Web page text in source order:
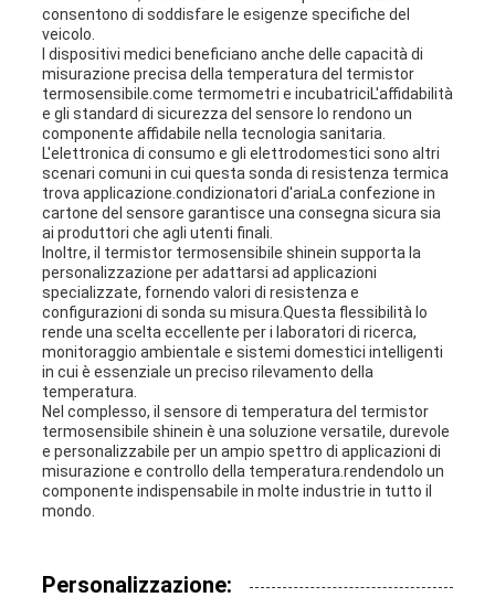
consentono di soddisfare le esigenze specifiche del
veicolo.
I dispositivi medici beneficiano anche delle capacità di
misurazione precisa della temperatura del termistor
termosensibile.come termometri e incubatriciL'affidabilità
e gli standard di sicurezza del sensore lo rendono un
componente affidabile nella tecnologia sanitaria.
L'elettronica di consumo e gli elettrodomestici sono altri
scenari comuni in cui questa sonda di resistenza termica
trova applicazione.condizionatori d'ariaLa confezione in
cartone del sensore garantisce una consegna sicura sia
ai produttori che agli utenti finali.
Inoltre, il termistor termosensibile shinein supporta la
personalizzazione per adattarsi ad applicazioni
specializzate, fornendo valori di resistenza e
configurazioni di sonda su misura.Questa flessibilità lo
rende una scelta eccellente per i laboratori di ricerca,
monitoraggio ambientale e sistemi domestici intelligenti
in cui è essenziale un preciso rilevamento della
temperatura.
Nel complesso, il sensore di temperatura del termistor
termosensibile shinein è una soluzione versatile, durevole
e personalizzabile per un ampio spettro di applicazioni di
misurazione e controllo della temperatura.rendendolo un
componente indispensabile in molte industrie in tutto il
mondo.
Personalizzazione: